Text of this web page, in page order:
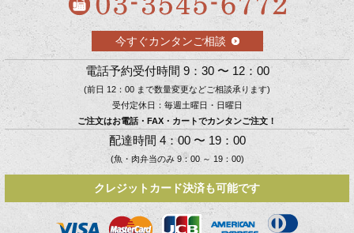
今すぐカンタンご相談
電話予約受付時間 9：30 〜 12：00
(前日 12：00 まで数量変更などご相談承ります)
受付定休日：毎週土曜日・日曜日
ご注文はお電話・FAX・カートでカンタンご注文！
配達時間 4：00 〜 19：00
(魚・肉弁当のみ 9：00 ～ 19：00)
クレジットカード決済も可能です